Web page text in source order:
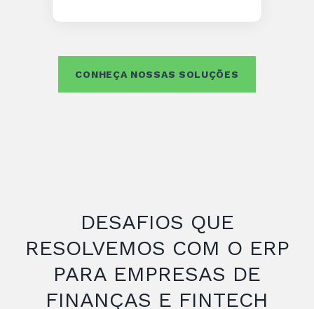
CONHEÇA NOSSAS SOLUÇÕES
DESAFIOS QUE
RESOLVEMOS COM O ERP
PARA EMPRESAS DE
FINANÇAS E FINTECH